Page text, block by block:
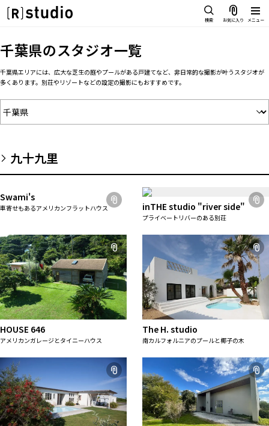
検索 お気に入り メニュー
IMAGE
雰囲気で探したい
VARIATION
ひとつのスタジオであれもこれも
LOCATION
カフェやオフィスなどロケシーンも
SIZE&PRICE
広さと利用料金で探す
ALL FILTER
すべての選択肢からスタジオを探す
スタジオを探す
雰囲気で探したい
SCENE
部屋ごとに写真で見比べたい
VARIATION
SIZE&PRICE
広さと利用料金で探す
すべての選択肢からスタジオを探す
スタジオ一覧
マップから探す
お気に入り
特集
[R]studioについて
会社概要
お問い合わせ
掲載のお問い合わせ
千葉県のスタジオ一覧
千葉県エリアには、広大な芝生の庭やプールがある戸建てなど、非日常的な撮影が叶うスタジオが
多くあります。別荘やリゾートなどの設定の撮影にもおすすめです。
九十九里
Swami's
車寄せもあるアメリカンフラットハウス inTHE studio "river side"
プライベートリバーのある別荘
HOUSE 646
アメリカンガレージとタイニーハウス
The H. studio
南カルフォルニアのプールと椰子の木